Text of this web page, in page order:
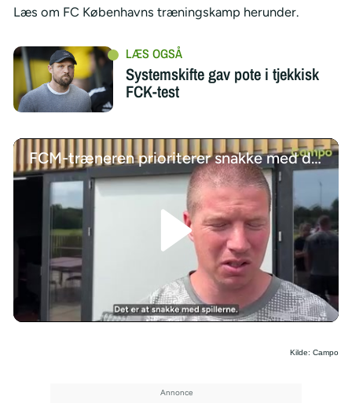
Læs om FC Københavns træningskamp herunder.
Systemskifte gav pote i tjekkisk
FCK-test
FCM-træneren prioriterer snakke med de unge talenter
Kilde: Campo